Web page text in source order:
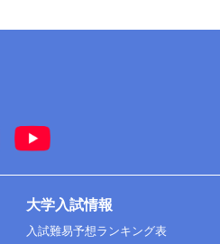
大学入試情報
入試難易予想ランキング表